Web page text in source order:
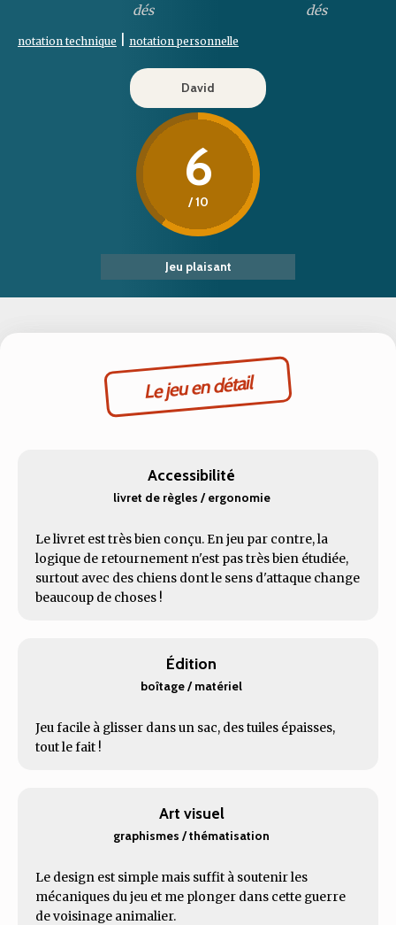
notation technique notation personnelle
David
6
/ 10
Jeu plaisant
Le jeu en détail
Accessibilité
livret de règles / ergonomie
Le livret est très bien conçu. En jeu par contre, la
logique de retournement n'est pas très bien étudiée,
surtout avec des chiens dont le sens d'attaque change
beaucoup de choses !
Édition
boîtage / matériel
Jeu facile à glisser dans un sac, des tuiles épaisses,
tout le fait !
Art visuel
graphismes / thématisation
Le design est simple mais suffit à soutenir les
mécaniques du jeu et me plonger dans cette guerre
de voisinage animalier.